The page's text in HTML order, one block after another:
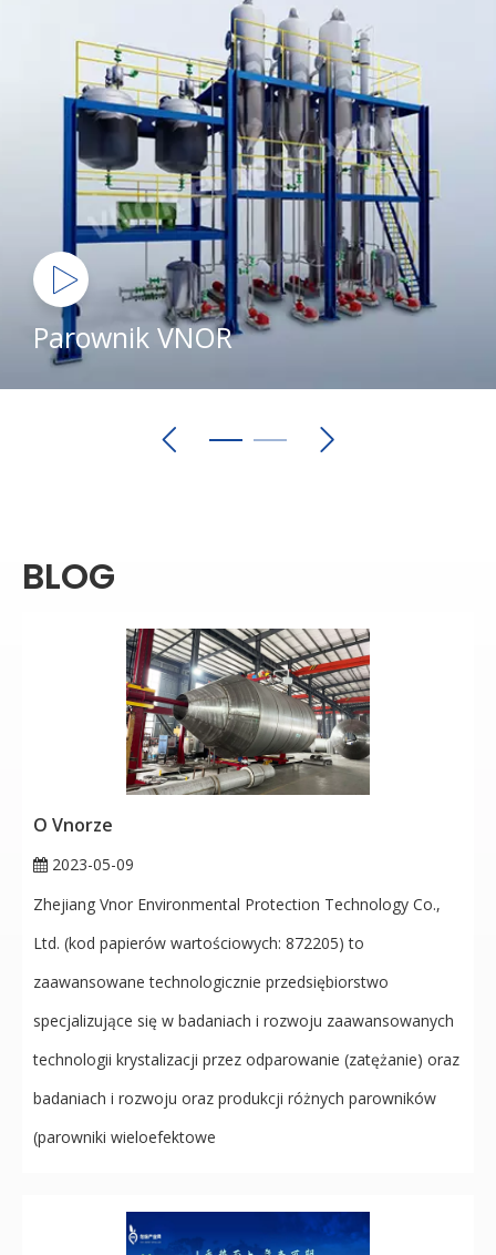
Parownik VNOR
BLOG
O Vnorze
2023-05-09
Zhejiang Vnor Environmental Protection Technology Co.,
Ltd. (kod papierów wartościowych: 872205) to
zaawansowane technologicznie przedsiębiorstwo
specjalizujące się w badaniach i rozwoju zaawansowanych
technologii krystalizacji przez odparowanie (zatężanie) oraz
badaniach i rozwoju oraz produkcji różnych parowników
(parowniki wieloefektowe